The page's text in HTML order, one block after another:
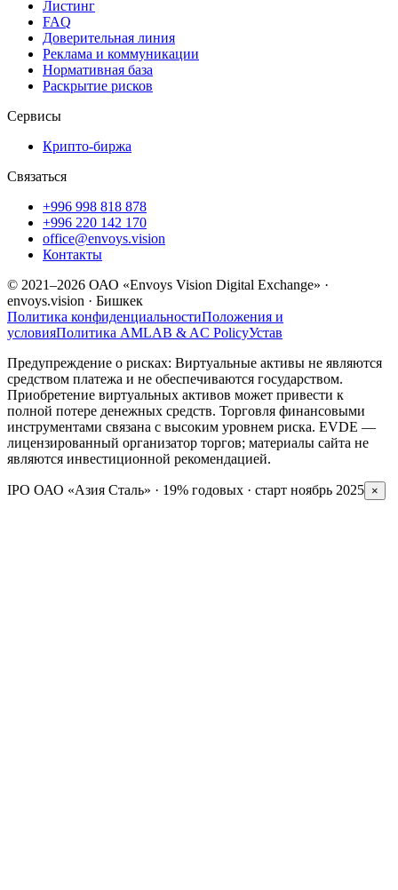
Листинг
FAQ
Доверительная линия
Реклама и коммуникации
Нормативная база
Раскрытие рисков
Сервисы
Крипто-биржа
Связаться
+996 998 818 878
+996 220 142 170
office@envoys.vision
Контакты
© 2021–2026 ОАО «Envoys Vision Digital Exchange» ·
envoys.vision · Бишкек
Политика конфиденциальностиПоложения и
условияПолитика AMLAB & AC PolicyУстав
Предупреждение о рисках: Виртуальные активы не являются
средством платежа и не обеспечиваются государством.
Приобретение виртуальных активов может привести к
полной потере денежных средств. Торговля финансовыми
инструментами связана с высоким уровнем риска. EVDE —
лицензированный организатор торгов; материалы сайта не
являются инвестиционной рекомендацией.
IPO ОАО «Азия Сталь» · 19% годовых · старт ноябрь 2025 ×